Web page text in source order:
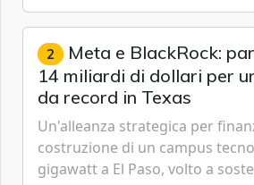
Cybersecurity.
2 Meta e BlackRock:
14 miliardi di dollari per
da record in Texas
Un'alleanza strategica per
costruzione di un campus
gigawatt a El Paso, volto a